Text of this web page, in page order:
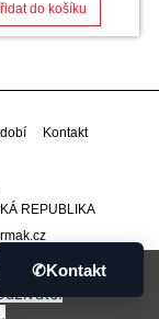
do košíku
Kontakt
REPUBLIKA
🇷🇴
fungování
✆Kontakt